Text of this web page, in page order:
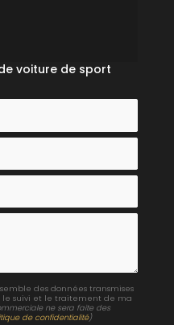
voiture de sport
des données transmises
suivi et le traitement de ma
ne sera faite des
de confidentialité)